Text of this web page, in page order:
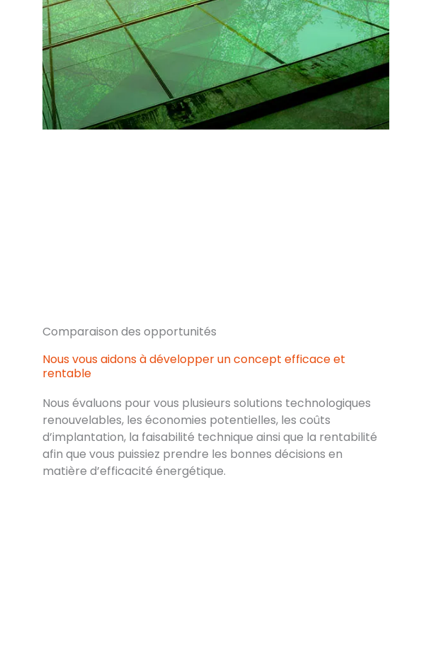
Comparaison des opportunités
Nous vous aidons à développer un concept efficace et
rentable
Nous évaluons pour vous plusieurs solutions technologiques
renouvelables, les économies potentielles, les coûts
d’implantation, la faisabilité technique ainsi que la rentabilité
afin que vous puissiez prendre les bonnes décisions en
matière d’efficacité énergétique.